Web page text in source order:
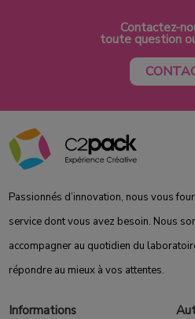
Contactez-
toute question
Passionnés d’innovation, nous vous
service dont vous avez besoin. Nous
accompagner au quotidien du
répondre au mieux à vos attentes.
Informations